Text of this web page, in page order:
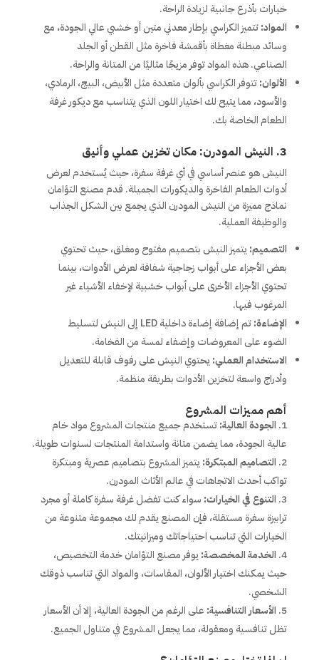
خيارات بأذرع جانبية لزيادة الراحة.
المواد:تتميز الكراسي بإطار معدني متين أو خشبي عالي الجودة، مع
وسائد مبطنة مغطاة بأقمشة فاخرة مثل القطن أو الجلد
الصناعي. هذه المواد توفر مزيجًا مثاليًا من المتانة والراحة.
الألوان:تتوفر الكراسي بألوان متعددة مثل الأبيض، البيج، الرمادي،
والأسود، مما يتيح لك اختيار اللون الذي يتناسب مع ديكور غرفة
الطعام الخاصة بك.
3. النيش المودرن: مكان تخزين عملي وأنيق
النيش هو عنصر أساسي في أي غرفة سفرة، حيث يُستخدم لعرض
أدوات الطعام الفاخرة والديكورات الجميلة. قدم مصنع التؤامان
نماذج مميزة من النيش المودرن الذي يجمع بين الشكل الجذاب
والوظيفة العملية.
التصميم:يتميز النيش بتصميم مفتوح ومغلق، حيث تحتوي
بعض الأجزاء على أبواب زجاجية شفافة لعرض الأدوات، بينما
تحتوي الأجزاء الأخرى على أبواب خشبية لإخفاء الأشياء غير
المرغوب فيها.
الإضاءة:
تم إضافة إضاءة داخلية LED إلى النيش لتسليط
الضوء على المعروضات وإضفاء لمسة من الفخامة.
الاستخدام العملي:يحتوي النيش على رفوف قابلة للتعديل
وأدراج واسعة لتخزين الأدوات بطريقة منظمة.
أهم مميزات المشروع
الجودة العالية:تستخدم جميع منتجات المشروع مواد خام
عالية الجودة، مما يضمن متانة واستدامة المنتجات لسنوات طويلة.
التصاميم المبتكرة:يتميز المشروع بتصاميم عصرية ومبتكرة
تواكب أحدث الاتجاهات في عالم الأثاث المودرن.
التنوع في الخيارات: سواء كنت تفضل غرفة سفرة كاملة أو مجرد
ترابيزة سفرة مستقلة، فإن المصنع يقدم لك مجموعة متنوعة من
الخيارات التي تناسب احتياجاتك وميزانيتك.
الخدمة المخصصة:يوفر مصنع التؤامان خدمة التخصيص،
حيث يمكنك اختيار الألوان، المقاسات، والمواد التي تناسب ذوقك
الشخصي.
الأسعار التنافسية: على الرغم من الجودة العالية، إلا أن الأسعار
تظل تنافسية ومعقولة، مما يجعل المشروع في متناول الجميع.